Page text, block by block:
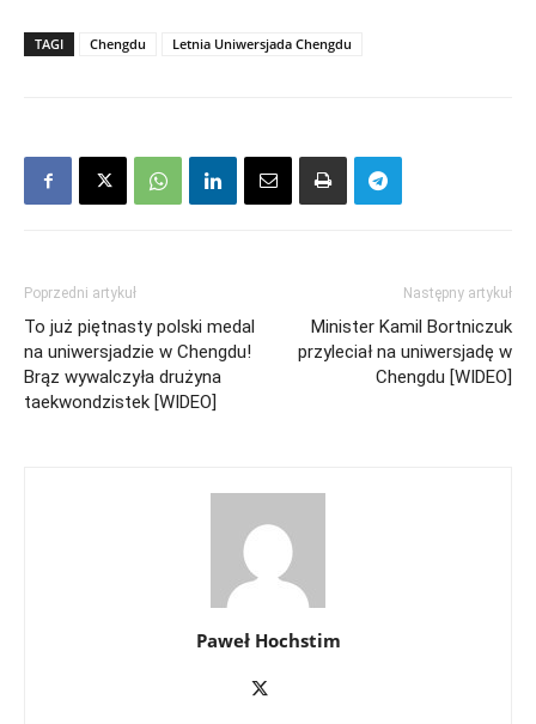
TAGI Chengdu Letnia Uniwersjada Chengdu
Poprzedni artykuł
To już piętnasty polski medal
na uniwersjadzie w Chengdu!
Brąz wywalczyła drużyna
taekwondzistek [WIDEO]
Następny artykuł
Minister Kamil Bortniczuk
przyleciał na uniwersjadę w
Chengdu [WIDEO]
Paweł Hochstim